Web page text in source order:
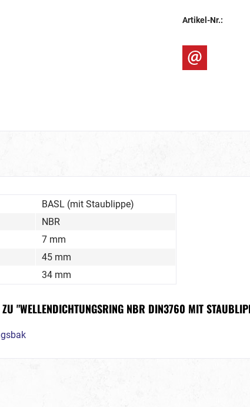
Artikel-Nr.:
BASL (mit Staublippe)
NBR
7 mm
45 mm
34 mm
ZU "WELLENDICHTUNGSRING NBR DIN3760 MIT